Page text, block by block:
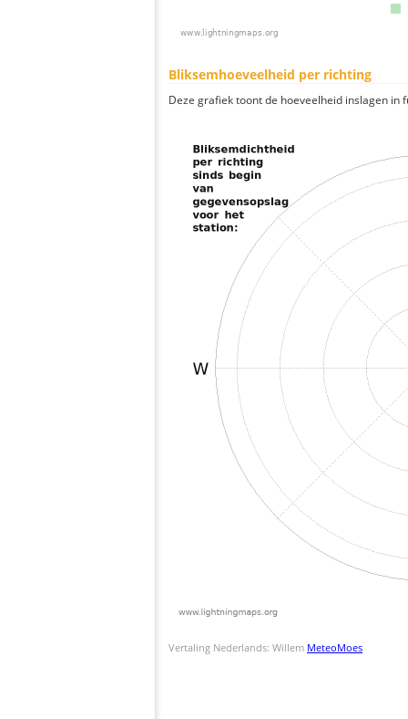
Bliksemhoeveelheid per richting
Deze grafiek toont de hoeveelheid inslagen
Vertaling Nederlands: Willem MeteoMoes